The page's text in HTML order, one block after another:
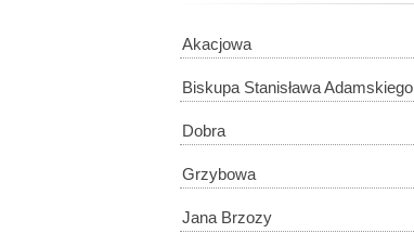
Akacjowa
Biskupa Stanisława Adamskiego
Dobra
Grzybowa
Jana Brzozy